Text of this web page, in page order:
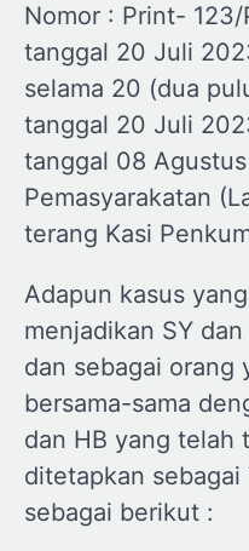
Nomor : Print-
tanggal 20 Juli
selama 20 (dua
tanggal 20 Juli
tanggal 08
Pemasyarakatan
terang Kasi
Adapun kasus
menjadikan SY
dan sebagai orang
bersama-sama
dan HB yang telah
ditetapkan sebagai
sebagai berikut :